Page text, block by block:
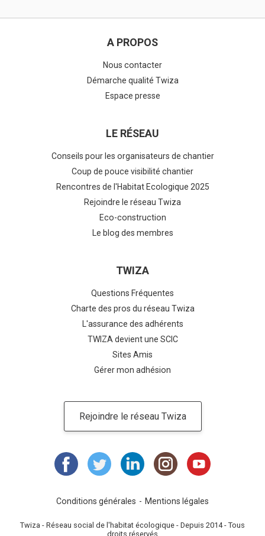
A PROPOS
Nous contacter
Démarche qualité Twiza
Espace presse
LE RÉSEAU
Conseils pour les organisateurs de chantier
Coup de pouce visibilité chantier
Rencontres de l'Habitat Ecologique 2025
Rejoindre le réseau Twiza
Eco-construction
Le blog des membres
TWIZA
Questions Fréquentes
Charte des pros du réseau Twiza
L'assurance des adhérents
TWIZA devient une SCIC
Sites Amis
Gérer mon adhésion
Rejoindre le réseau Twiza
Conditions générales Mentions légales
Twiza - Réseau social de l'habitat écologique - Depuis 2014 - Tous
droits réservés